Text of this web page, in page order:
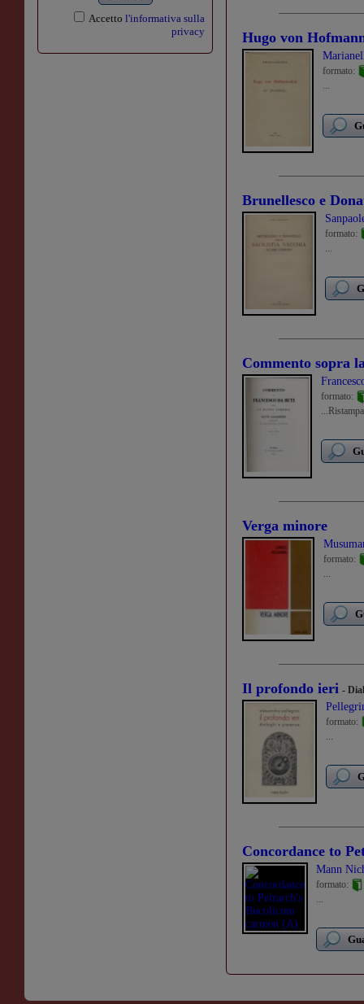
Accetto l'informativa sulla
privacy
Hugo von
formato:
...
Brunellesco e
formato:
...
Commento sopra
formato:
Verga minore
formato:
...
Il profondo ieri -
formato:
...
Concordance to
Mann
formato:
...